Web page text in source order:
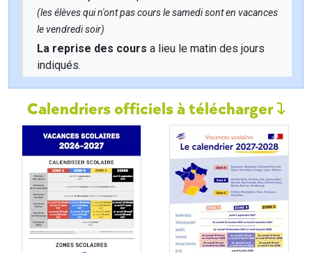
(les élèves qui n'ont pas cours le samedi sont en vacances
le vendredi soir)
La reprise des cours a lieu le matin des jours
indiqués.
Calendriers officiels à télécharger